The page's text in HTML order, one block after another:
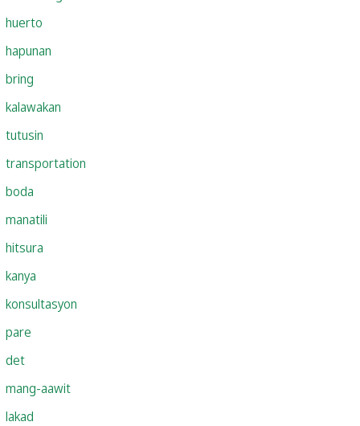
huerto
hapunan
bring
kalawakan
tutusin
transportation
boda
manatili
hitsura
kanya
konsultasyon
pare
det
mang-aawit
lakad